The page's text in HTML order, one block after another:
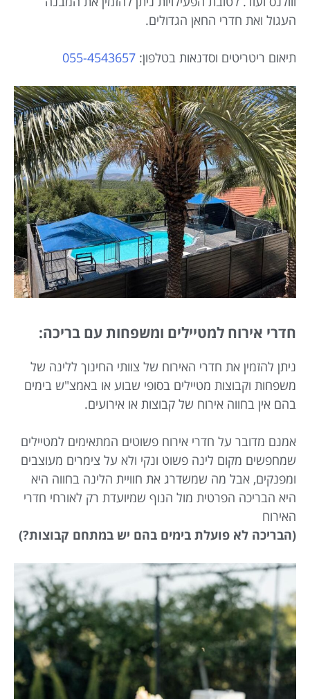
העגול ואת חדרי החאן הגדולים.
תיאום ריטריטים וסדנאות בטלפון: ‭055-4543657
חדרי אירוח למטיילים ומשפחות עם בריכה:
ניתן להזמין את חדרי האירוח של צוותי החינוך ללינה של
משפחות וקבוצות מטיילים בסופי שבוע או באמצ"ש בימים
בהם אין בחווה אירוח של קבוצות או אירועים.
אמנם מדובר על חדרי אירוח פשוטים המתאימים למטיילים
שמחפשים מקום לינה פשוט ונקי ולא על צימרים מעוצבים
ומפנקים, אבל מה שמשדרג את חוויית הלינה בחווה היא
היא הבריכה הפרטית מול הנוף שמיועדת רק לאורחי חדרי
האירוח
(הבריכה לא פועלת בימים בהם יש במתחם קבוצות?)